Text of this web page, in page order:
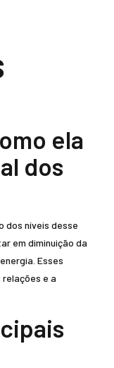
ela
dos
dos níveis desse
em diminuição da
Esses
e a